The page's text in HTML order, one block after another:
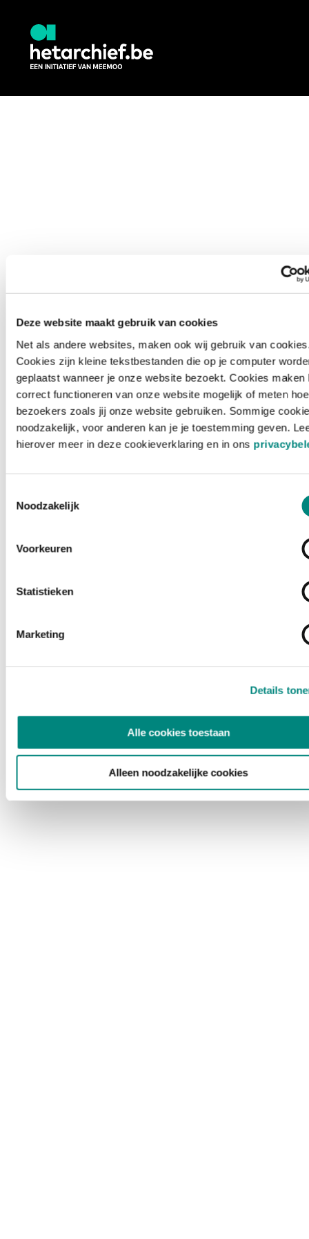
Deze website maakt gebruik van cookies
Net als andere websites, maken ook wij gebruik van
Cookies zijn kleine tekstbestanden die op je computer
geplaatst wanneer je onze website bezoekt. Cookies maken
correct functioneren van onze website mogelijk of meten hoe
bezoekers zoals jij onze website gebruiken. Sommige
noodzakelijk, voor anderen kan je je toestemming geven.
hierover meer in deze cookieverklaring en in ons
Noodzakelijk
Voorkeuren
Statistieken
Marketing
Details
Alle cookies toestaan
Alleen noodzakelijke cookies